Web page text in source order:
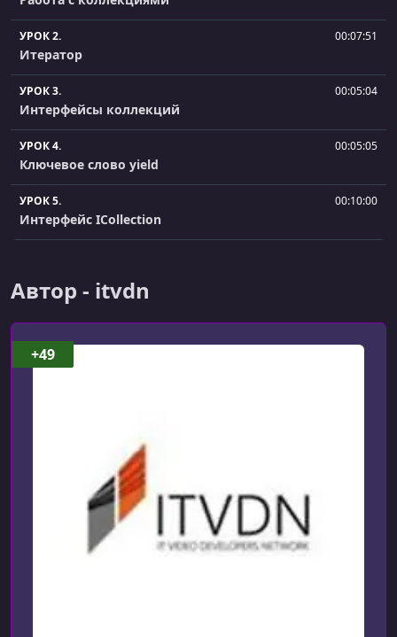
УРОК 2. 00:07:51
Итератор
УРОК 3. 00:05:04
Интерфейсы коллекций
УРОК 4. 00:05:05
Ключевое слово yield
УРОК 5. 00:10:00
Интерфейс ICollection
Коллекция ArrayList
УРОК 8.
Коллекция HashTable
Коллекция SortedList
Автор - itvdn
+49